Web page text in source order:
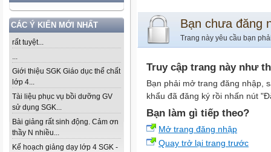
CÁC Ý KIẾN MỚI NHẤT
rất tuyệt...
...
Giới thiệu SGK Giáo dục thể chất
lớp 4...
Tài liệu phục vụ bồi dưỡng GV
sử dụng SGK...
Bài giảng rất sinh động. Cảm ơn
thầy N nhiều...
Kế hoạch giảng dạy lớp 4 SGK -
Bạn chưa đăng
Trang này yêu cầu bạn
Truy cập trang này như
Bạn phải mở trang đăng nhập,
khẩu đã đăng ký rồi nhấn nút
Bạn làm gì tiếp theo?
Mở trang đăng nhập
Quay trở lại trang trước